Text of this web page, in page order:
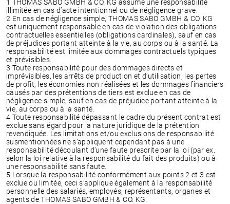
1 THOMAS SABO GMBH & CO. KG assume une responsabilité
illimitée en cas d’acte intentionnel ou de négligence grave.
2 En cas de négligence simple, THOMAS SABO GMBH & CO. KG
est uniquement responsable en cas de violation des obligations
contractuelles essentielles (obligations cardinales), sauf en cas
de préjudices portant atteinte à la vie, au corps ou à la santé. La
responsabilité est limitée aux dommages contractuels typiques
et prévisibles.
3 Toute responsabilité pour des dommages directs et
imprévisibles, les arrêts de production et d’utilisation, les pertes
de profit, les économies non réalisées et les dommages financiers
causés par des prétentions de tiers est exclue en cas de
négligence simple, sauf en cas de préjudice portant atteinte à la
vie, au corps ou à la santé.
4 Toute responsabilité dépassant le cadre du présent contrat est
exclue sans égard pour la nature juridique de la prétention
revendiquée. Les limitations et/ou exclusions de responsabilité
susmentionnées ne s’appliquent cependant pas à une
responsabilité découlant d’une faute prescrite par la loi (par ex.
selon la loi relative à la responsabilité du fait des produits) ou à
une responsabilité sans faute.
5 Lorsque la responsabilité conformément aux points 2 et 3 est
exclue ou limitée, ceci s’applique également à la responsabilité
personnelle des salariés, employés, représentants, organes et
agents de THOMAS SABO GMBH & CO. KG.